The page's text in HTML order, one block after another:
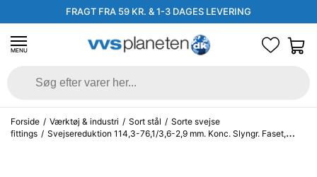
FRAGT FRA 59 KR. & 1-3 DAGES LEVERING
MENU
Forside / Værktøj & industri / Sort stål / Sorte svejse
fittings / Svejsereduktion 114,3-76,1/3,6-2,9 mm. Konc. Slyngr. Faset,